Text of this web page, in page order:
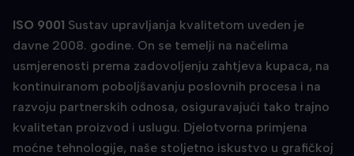
ISO 9001 Sustav upravljanja kvalitetom uveden je
davne 2008. godine. On se temelji na načelima
usmjerenosti prema zadovoljenju zahtjeva kupaca, na
kontinuiranom poboljšavanju poslovnih procesa i na
razvoju partnerskih odnosa, osiguravajući tako trajno
kvalitetan proizvod i uslugu. Djelotvorna primjena
moćne tehnologije, naše stoljetno iskustvo u grafičkoj